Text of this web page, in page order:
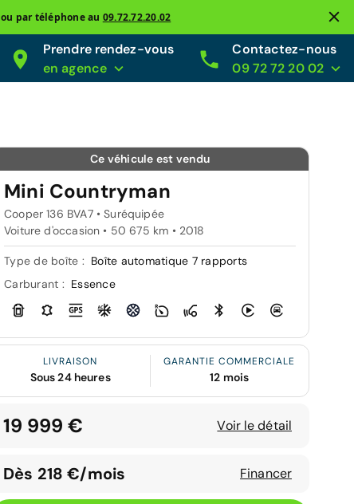
ou par téléphone au 09.72.72.20.02
Prendre rendez-vous
en agence
Contactez-nous
09 72 72 20 02
Ce véhicule est vendu
Mini Countryman
Cooper 136 BVA7 • Suréquipée
Voiture d'occasion • 50 675 km • 2018
Type de boîte : Boîte automatique 7 rapports
Carburant : Essence
LIVRAISON
Sous 24 heures
GARANTIE COMMERCIALE
12 mois
19 999 € Voir le détail
Dès 218 €/mois Financer